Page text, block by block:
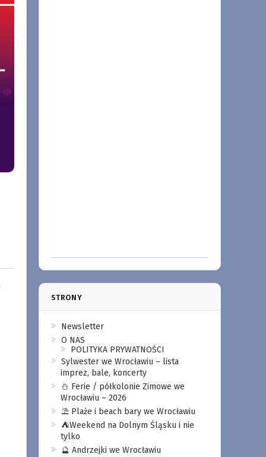
STRONY
Newsletter
O NAS
POLITYKA PRYWATNOŚCI
Sylwester we Wrocławiu – lista
imprez, bale, koncerty
⛄️ Ferie / półkolonie Zimowe we
Wrocławiu – 2026
⛱️ Plaże i beach bary we Wrocławiu
⛺️Weekend na Dolnym Śląsku i nie
tylko
🔮 Andrzejki we Wrocławiu